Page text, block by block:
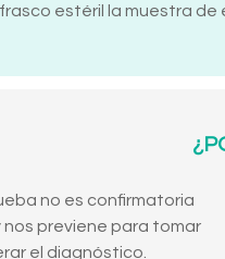
estéril la muestra de
no es confirmatoria
nos previene para tomar
el diagnóstico.